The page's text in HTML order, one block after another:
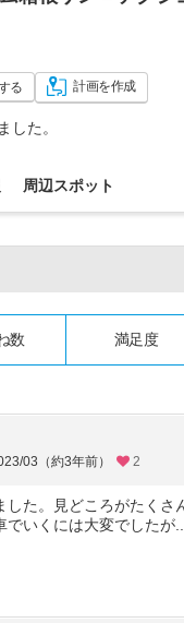
る 計画を作成
した。
周辺スポット
数 満足度
03（約3年前） 2
した。見どころがたくさ
でいくには大変でしたが